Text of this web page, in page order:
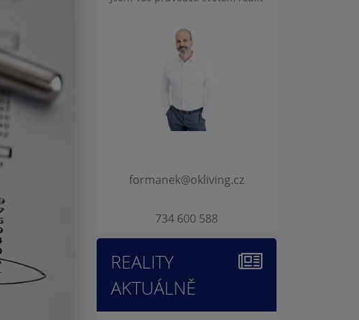
formanek@okliving.cz
734 600 588
REALITY
AKTUÁLNĚ